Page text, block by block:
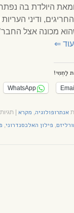
היולדת בה
החריגים, ודיני
מכונה אצל
⇐
לַחְמִי!
Email
WhatsApp
אנתרופולוגיה, מקרא תגיות
, פילון האלכסנדרוני,